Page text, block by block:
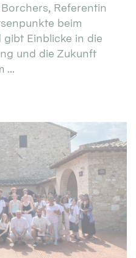
Referentin
beim
Einblicke in die
und die Zukunft
...